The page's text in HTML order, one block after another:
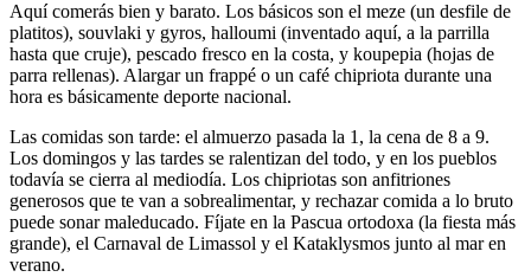
Aquí comerás bien y barato. Los básicos son el meze (un desfile de
platitos), souvlaki y gyros, halloumi (inventado aquí, a la parrilla
hasta que cruje), pescado fresco en la costa, y koupepia (hojas de
parra rellenas). Alargar un frappé o un café chipriota durante una
hora es básicamente deporte nacional.
Las comidas son tarde: el almuerzo pasada la 1, la cena de 8 a 9.
Los domingos y las tardes se ralentizan del todo, y en los pueblos
todavía se cierra al mediodía. Los chipriotas son anfitriones
generosos que te van a sobrealimentar, y rechazar comida a lo bruto
puede sonar maleducado. Fíjate en la Pascua ortodoxa (la fiesta más
grande), el Carnaval de Limassol y el Kataklysmos junto al mar en
verano.